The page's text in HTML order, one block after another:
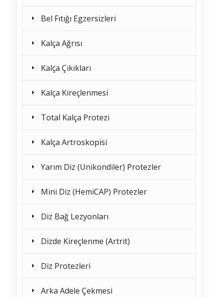
Bel Fıtığı Egzersizleri
Kalça Ağrısı
Kalça Çıkıkları
Kalça Kireçlenmesi
Total Kalça Protezi
Kalça Artroskopisi
Yarım Diz (Unikondiler) Protezler
Mini Diz (HemiCAP) Protezler
Diz Bağ Lezyonları
Dizde Kireçlenme (Artrit)
Diz Protezleri
Arka Adele Çekmesi